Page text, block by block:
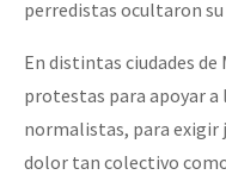
Contacto
perredistas ocultaron
En distintas ciudades de
protestas para apoyar
normalistas, para exigir
dolor tan colectivo